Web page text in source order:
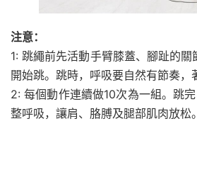
注意：
1: 跳繩前先活動手臂膝蓋、腳趾的
開始跳。跳時，呼吸要自然有節奏，
2: 每個動作連續做10次為一組。跳
整呼吸，讓肩、胳膊及腿部肌肉放松。